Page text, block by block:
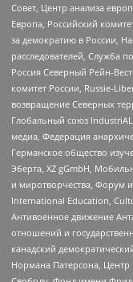
Совет, Центр анализа
Европа, Российский
за демократию в России,
расследователей, Служба
Россия Северный Рейн-
комитет России, Russie-
возвращение Северных
Глобальный союз
медиа, Федерация
Германское общество
Эберта, XZ gGmbH,
и миротворчества, Форум
International Education,
Антивоенное движение
отношений и
канадский
Нормана Патерсона,